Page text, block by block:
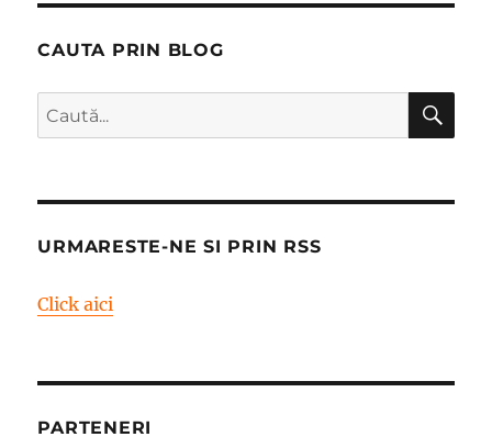
CAUTA PRIN BLOG
Caută
după:
URMARESTE-NE SI PRIN RSS
Click aici
PARTENERI